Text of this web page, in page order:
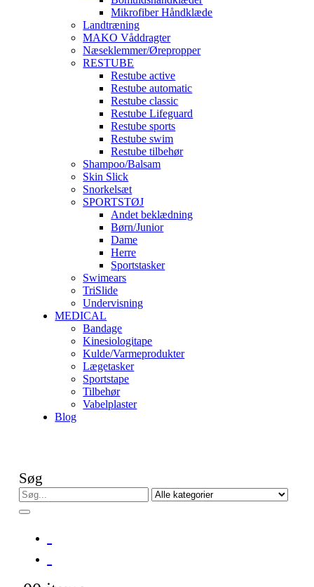
Mikrofiber Håndklæde
Landtræning
MAKO Våddragter
Næseklemmer/Ørepropper
RESTUBE
Restube active
Restube automatic
Restube classic
Restube Lifeguard
Restube sports
Restube swim
Restube tilbehør
Shampoo/Balsam
Skin Slick
Snorkelsæt
SPORTSTØJ
Andet beklædning
Børn/Junior
Dame
Herre
Sportstasker
Swimears
TriSlide
Undervisning
MEDICAL
Bandage
Kinesiologitape
Kulde/Varmeprodukter
Lægetasker
Sportstape
Tilbehør
Vabelplaster
Blog
Søg